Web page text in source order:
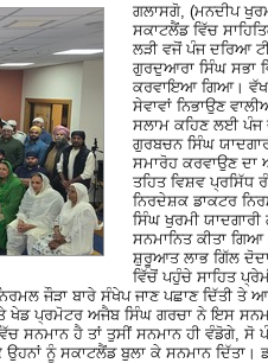
ਗਲਾਸਗੋ, (ਮਨਦੀਪ
ਸਕਾਟਲੈਂਡ ਵਿੱਚ
ਲੜੀ ਵਜੋਂ ਪੰਜ ਦਰਿਆ
ਗੁਰਦੁਆਰਾ ਸਿੰਘ ਸਭਾ
ਕਰਵਾਇਆ ਗਿਆ।
ਸੇਵਾਵਾਂ ਨਿਭਾਉਣ
ਸਲਾਮ ਕਹਿਣ ਲਈ ਪੰਜ
ਗੁਰਬਚਨ ਸਿੰਘ
ਸਮਾਰੋਹ ਕਰਵਾਉਣ ਦਾ
ਤਹਿਤ ਵਿਸ਼ਵ ਪ੍ਰਸਿੱਧ
ਨਿਰਦੇਸ਼ਕ ਡਾਕਟਰ
ਸਿੰਘ ਖੁਰਮੀ
ਸਨਮਾਨਿਤ ਕੀਤਾ
ਸ਼ੁਰੂਆਤ ਲਾਭ ਗਿੱਲ
ਵਿੱਚੋਂ ਪਹੁੰਚੇ ਸਾਹਿਤ
ਜੌੜਾ ਬਾਰੇ ਸੰਖੇਪ ਜਾਣ ਪਛਾਣ ਦਿੱਤੀ ਤੇ
ਤੇ ਖੇਡ ਪ੍ਰਮੋਟਰ ਅਜੈਬ ਸਿੰਘ ਗਰਚਾ ਨੇ ਇਸ
ਸਨਮਾਨ ਹੈ ਤਾਂ ਤੁਸੀਂ ਸਨਮਾਨ ਹੀ ਵੰਡੋਗੇ,
ਨੂੰ ਸਕਾਟਲੈਂਡ ਬੁਲਾ ਕੇ ਸਨਮਾਨ ਦਿੱਤਾ।